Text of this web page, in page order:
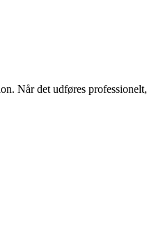
Når det udføres professionelt,